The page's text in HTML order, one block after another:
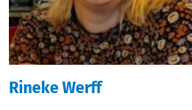
Rineke Werff